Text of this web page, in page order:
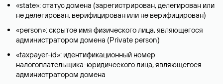
«state»: статус домена (зарегистрирован, делегирован или
не делегирован, верифицирован или не верифицирован)
«person»: скрытое имя физического лица, являющегося
администратором домена (Privatе person)
«taxpayer-id»: идентификационный номер
налогоплательщика-юридического лица, являющегося
администратором домена